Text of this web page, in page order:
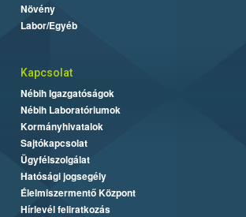
Növény
Labor/Egyéb
Kapcsolat
Nébih Igazgatóságok
Nébih Laboratóriumok
Kormányhivatalok
Sajtókapcsolat
Ügyfélszolgálat
Hatósági jogsegély
Élelmiszermentő Központ
Hírlevél feliratkozás